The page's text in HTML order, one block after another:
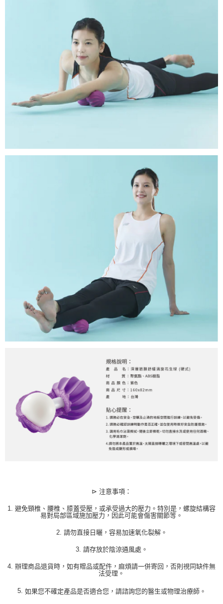
⊳ 注意事項：
1. 避免頸椎、腰椎、膝蓋受壓，或承受過大的壓力。特別是，螺旋結構容
易對局部區域施加壓力，因此可能會傷害關節等。
2. 請勿直接日曬，容易加速氧化裂解。
3. 請存放於陰涼通風處。
4. 辦理商品退貨時，如有贈品或配件，麻煩請一併寄回，否則視同缺件無
法受理 。
5. 如果您不確定產品是否適合您，請諮詢您的醫生或物理治療師。